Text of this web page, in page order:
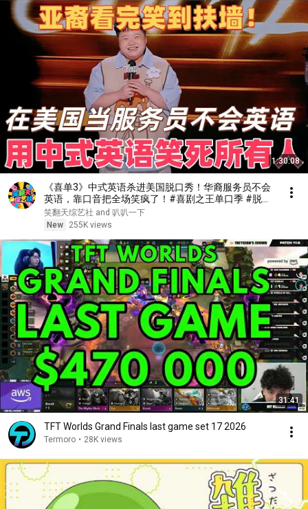
1:30:08
《喜单3》中式英语杀进美国脱口秀！华裔服务员不会
英语，靠口音把全场笑疯了！#喜剧之王单口季 #脱口
秀 #搞笑 #喜剧 #funny #综艺
笑翻天综艺社 and 叭叭一下
New
255K views
31:41
TFT Worlds Grand Finals last game set 17 2026
Termoro • 28K views